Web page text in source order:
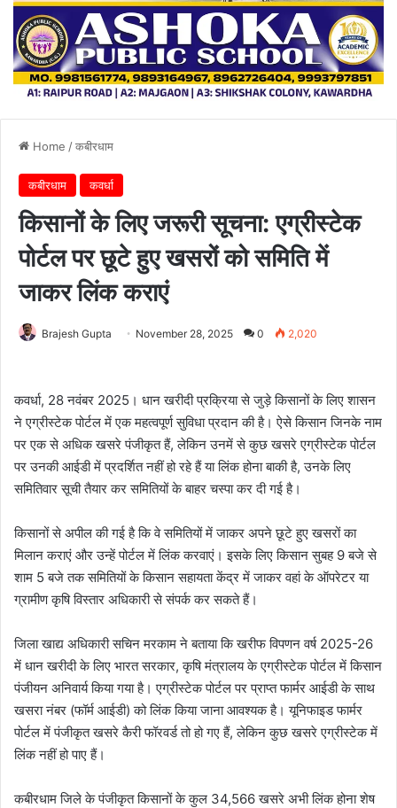
Home /कबीरधाम
कबीरधाम कवर्धा
किसानों के लिए जरूरी सूचना: एग्रीस्टेक
पोर्टल पर छूटे हुए खसरों को समिति में
जाकर लिंक कराएं
Brajesh Gupta November 28, 2025 0 2,020
कवर्धा, 28 नवंबर 2025। धान खरीदी प्रक्रिया से जुड़े किसानों के लिए शासन
ने एग्रीस्टेक पोर्टल में एक महत्वपूर्ण सुविधा प्रदान की है। ऐसे किसान जिनके नाम
पर एक से अधिक खसरे पंजीकृत हैं, लेकिन उनमें से कुछ खसरे एग्रीस्टेक पोर्टल
पर उनकी आईडी में प्रदर्शित नहीं हो रहे हैं या लिंक होना बाकी है, उनके लिए
समितिवार सूची तैयार कर समितियों के बाहर चस्पा कर दी गई है।
किसानों से अपील की गई है कि वे समितियों में जाकर अपने छूटे हुए खसरों का
मिलान कराएं और उन्हें पोर्टल में लिंक करवाएं। इसके लिए किसान सुबह 9 बजे से
शाम 5 बजे तक समितियों के किसान सहायता केंद्र में जाकर वहां के ऑपरेटर या
ग्रामीण कृषि विस्तार अधिकारी से संपर्क कर सकते हैं।
जिला खाद्य अधिकारी सचिन मरकाम ने बताया कि खरीफ विपणन वर्ष 2025-26
में धान खरीदी के लिए भारत सरकार, कृषि मंत्रालय के एग्रीस्टेक पोर्टल में किसान
पंजीयन अनिवार्य किया गया है। एग्रीस्टेक पोर्टल पर प्राप्त फार्मर आईडी के साथ
खसरा नंबर (फॉर्म आईडी) को लिंक किया जाना आवश्यक है। यूनिफाइड फार्मर
पोर्टल में पंजीकृत खसरे कैरी फॉरवर्ड तो हो गए हैं, लेकिन कुछ खसरे एग्रीस्टेक में
लिंक नहीं हो पाए हैं।
कबीरधाम जिले के पंजीकृत किसानों के कुल 34,566 खसरे अभी लिंक होना शेष